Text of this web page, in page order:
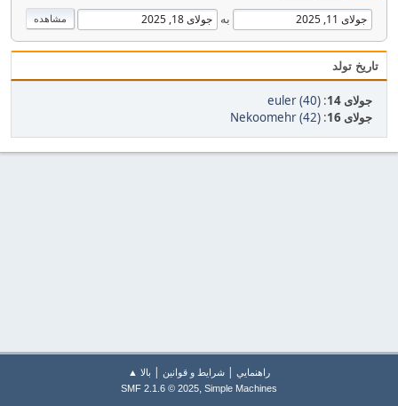
به
تاریخ تولد
جولای 14 :
euler (40)
جولای 16
:
Nekoomehr (42)
راهنمايي | شرایط و قوانین | بالا ▲
SMF 2.1.6 © 2025, Simple Machines